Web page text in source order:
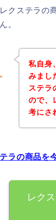
クステラの
。
私自身
みまし
ステラ
ので、
考にさ
ラの商品を
レク